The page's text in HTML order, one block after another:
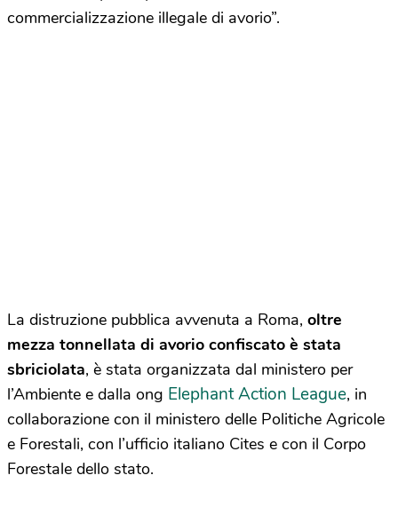
commercializzazione illegale di avorio”.
La distruzione pubblica avvenuta a Roma, oltre
mezza tonnellata di avorio confiscato è stata
sbriciolata, è stata organizzata dal ministero per
l’Ambiente e dalla ong Elephant Action League, in
collaborazione con il ministero delle Politiche Agricole
e Forestali, con l’ufficio italiano Cites e con il Corpo
Forestale dello stato.